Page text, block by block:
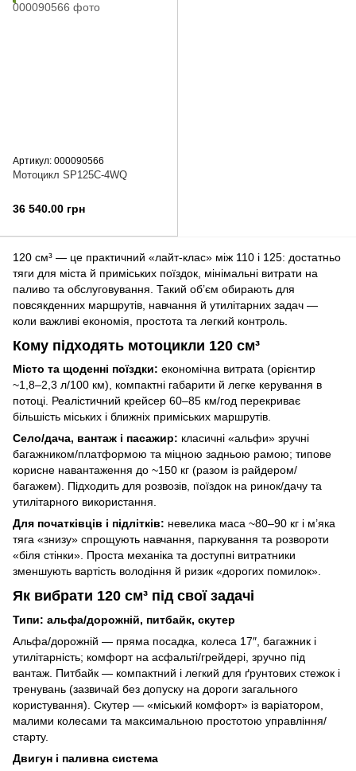
Артикул: 000090566
Мотоцикл SP125C-4WQ
36 540.00 грн
120 см³ — це практичний «лайт-клас» між 110 і 125: достатньо
тяги для міста й приміських поїздок, мінімальні витрати на
паливо та обслуговування. Такий об’єм обирають для
повсякденних маршрутів, навчання й утилітарних задач —
коли важливі економія, простота та легкий контроль.
Кому підходять мотоцикли 120 см³
Місто та щоденні поїздки: економічна витрата (орієнтир
~1,8–2,3 л/100 км), компактні габарити й легке керування в
потоці. Реалістичний крейсер 60–85 км/год перекриває
більшість міських і ближніх приміських маршрутів.
Село/дача, вантаж і пасажир: класичні «альфи» зручні
багажником/платформою та міцною задньою рамою; типове
корисне навантаження до ~150 кг (разом із райдером/
багажем). Підходить для розвозів, поїздок на ринок/дачу та
утилітарного використання.
Для початківців і підлітків: невелика маса ~80–90 кг і м’яка
тяга «знизу» спрощують навчання, паркування та розвороти
«біля стінки». Проста механіка та доступні витратники
зменшують вартість володіння й ризик «дорогих помилок».
Як вибрати 120 см³ під свої задачі
Типи: альфа/дорожній, питбайк, скутер
Альфа/дорожній — пряма посадка, колеса 17″, багажник і
утилітарність; комфорт на асфальті/грейдері, зручно під
вантаж. Питбайк — компактний і легкий для ґрунтових стежок і
тренувань (зазвичай без допуску на дороги загального
користування). Скутер — «міський комфорт» із варіатором,
малими колесами та максимальною простотою управління/
старту.
Двигун і паливна система